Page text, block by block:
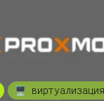
🖥️ виртуализация